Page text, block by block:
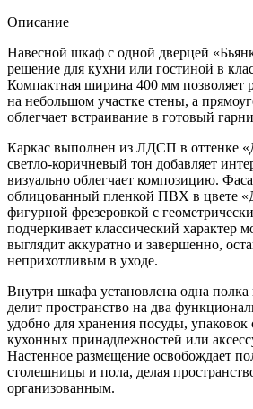
Описание
Навесной шкаф с одной дверцей
решение для кухни или гостиной в
Компактная ширина 400 мм позволяет
на небольшом участке стены, а
облегчает встраивание в готовый
Каркас выполнен из ЛДСП в оттенке
светло-коричневый тон добавляет
визуально облегчает композицию.
облицованный пленкой ПВХ в цвете
фигурной фрезеровкой с
подчеркивает классический характер
выглядит аккуратно и завершенно,
неприхотливым в уходе.
Внутри шкафа установлена одна
делит пространство на два
удобно для хранения посуды, упаковок
кухонных принадлежностей или
Настенное размещение освобождает
столешницы и пола, делая
организованным.